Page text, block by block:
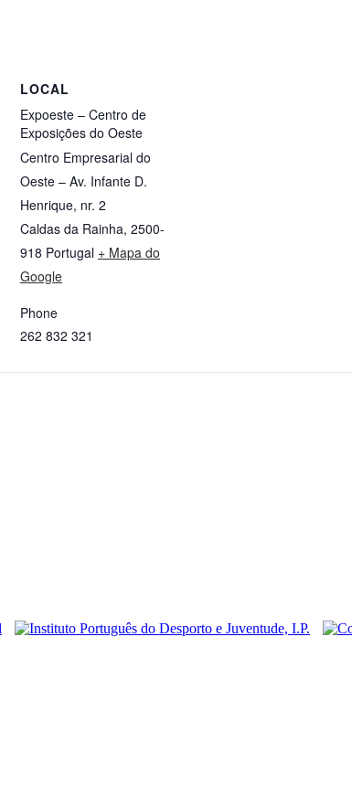
LOCAL
Expoeste – Centro de
Exposições do Oeste
Centro Empresarial do
Oeste – Av. Infante D.
Henrique, nr. 2
Caldas da Rainha, 2500-
918 Portugal + Mapa do
Google
Phone
262 832 321